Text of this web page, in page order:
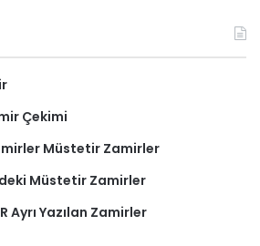
Çekimi
Müstetir Zamirler
Müstetir Zamirler
Ayrı Yazılan Zamirler